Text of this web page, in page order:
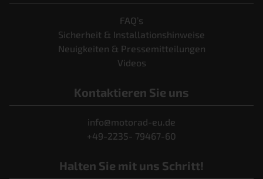
FAQ’s
Sicherheit & Installationshinweise
Neuigkeiten & Pressemitteilungen
Videos
Kontaktieren Sie uns
info@motorad-eu.de
+49-2235- 79467-60
Halten Sie mit uns Schritt!